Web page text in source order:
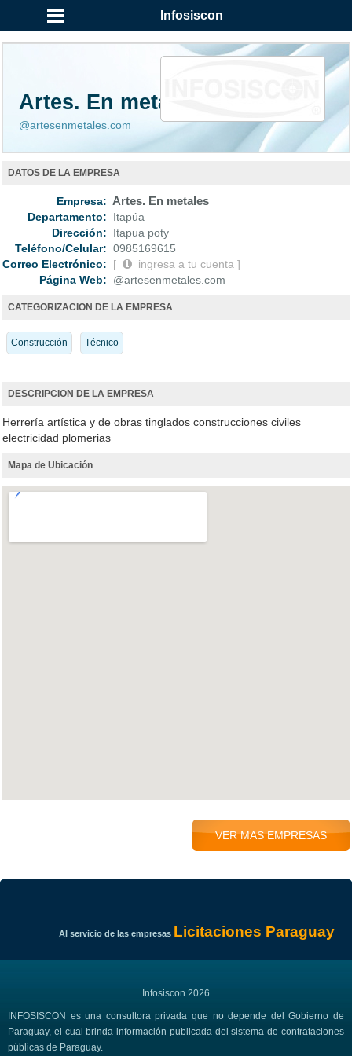
Infosiscon
Artes. En metales
@artesenmetales.com
DATOS DE LA EMPRESA
Empresa: Artes. En metales
Departamento: Itapúa
Dirección: Itapua poty
Teléfono/Celular: 0985169615
Correo Electrónico:
[
ingresa a tu cuenta ]
Página Web: @artesenmetales.com
CATEGORIZACION DE LA EMPRESA
Construcción Técnico
DESCRIPCION DE LA EMPRESA
Herrería artística y de obras tinglados construcciones civiles
electricidad plomerias
Mapa de Ubicación
VER MAS EMPRESAS
Al servicio de las empresas Licitaciones Paraguay
Infosiscon 2026
INFOSISCON es una consultora privada que no depende del Gobierno de
Paraguay, el cual brinda información publicada del sistema de contrataciones
públicas de Paraguay.